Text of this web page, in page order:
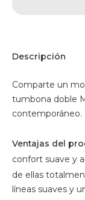
Descripción
Comparte un
tumbona doble
contemporáneo.
Ventajas del
confort suave y
de ellas
líneas suaves y